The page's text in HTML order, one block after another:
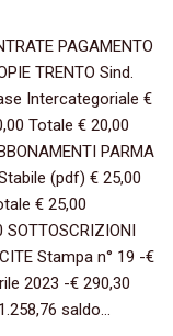
PAGAMENTO
TRENTO Sind.
Intercategoriale €
Totale € 20,00
PARMA
(pdf) € 25,00
€ 25,00
SOTTOSCRIZIONI
Stampa n° 19 -€
2023 -€ 290,30
saldo…